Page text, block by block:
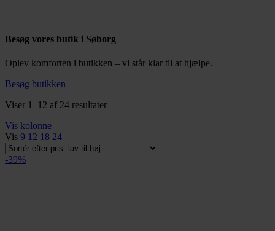
Besøg vores butik i Søborg
Oplev komforten i butikken – vi står klar til at hjælpe.
Besøg butikken
Viser 1–12 af 24 resultaterSorteret
Vis kolonne
Vis 9 12 18 24
-39%